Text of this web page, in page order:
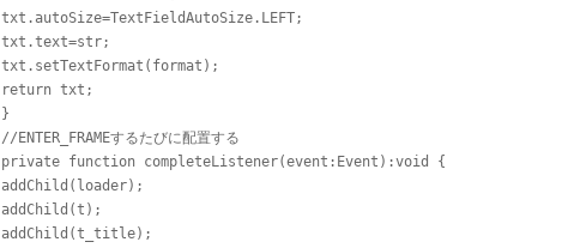
txt.autoSize=TextFieldAutoSize.LEFT;
txt.text=str;
txt.setTextFormat(format);
return txt;
}
//ENTER_FRAMEするたびに配置する
private function completeListener(event:Event):void {
addChild(loader);
addChild(t);
addChild(t_title);